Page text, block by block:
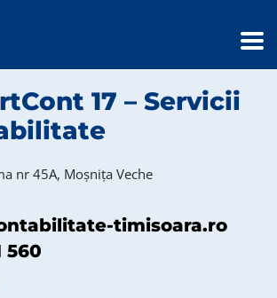
17 – Servicii
nr 45A, Moșnița Veche
timisoara.ro
560